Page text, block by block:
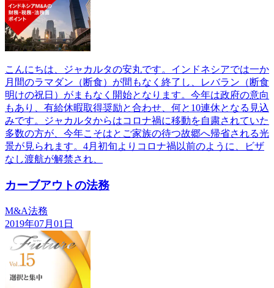
こんにちは、ジャカルタの安丸です。インドネシアでは一か
月間のラマダン（断食）が間もなく終了し、レバラン（断食
明けの祝日）がまもなく開始となります。今年は政府の意向
もあり、有給休暇取得奨励と合わせ、何と10連休となる見込
みです。ジャカルタからはコロナ禍に移動を自粛されていた
多数の方が、今年こそはとご家族の待つ故郷へ帰省される光
景が見られます。4月初旬よりコロナ禍以前のように、ビザ
なし渡航が解禁され、
カーブアウトの法務
M&A法務
2019年07月01日